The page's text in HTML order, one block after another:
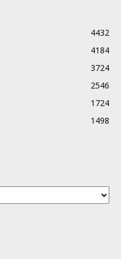
4432
4184
3724
2546
1724
1498